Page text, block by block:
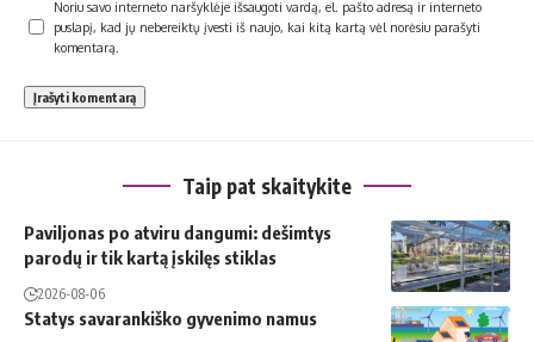
Noriu savo interneto naršyklėje išsaugoti vardą, el. pašto adresą ir interneto
puslapį, kad jų nebereiktų įvesti iš naujo, kai kitą kartą vėl norėsiu parašyti
komentarą.
Taip pat skaitykite
Paviljonas po atviru dangumi: dešimtys
parodų ir tik kartą įskilęs stiklas
2026-08-06
Statys savarankiško gyvenimo namus